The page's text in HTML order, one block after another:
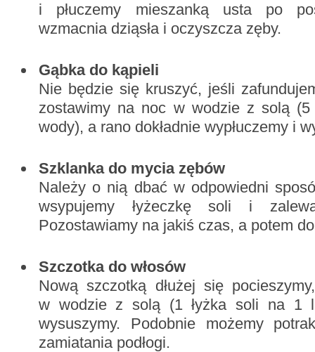
i płuczemy mieszanką usta po
wzmacnia dziąsła i oczyszcza zęby.
Gąbka do kąpieli
Nie będzie się kruszyć, jeśli
zostawimy na noc w wodzie z solą
wody), a rano dokładnie wypłuczemy i
Szklanka do mycia zębów
Należy o nią dbać w odpowiedni
wsypujemy łyżeczkę soli i
Pozostawiamy na jakiś czas, a potem
Szczotka do włosów
Nową szczotką dłużej się
w wodzie z solą (1 łyżka soli na 1
wysuszymy. Podobnie możemy
zamiatania podłogi.